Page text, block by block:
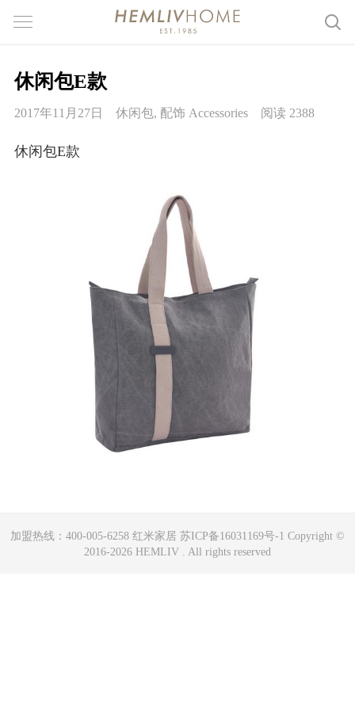
休闲包E款
2017年11月27日 休闲包, 配饰 Accessories 阅读 2388
休闲包E款
加盟热线：400-005-6258 红米家居 苏ICP备16031169号-1 Copyright ©
2016-2026 HEMLIV . All rights reserved